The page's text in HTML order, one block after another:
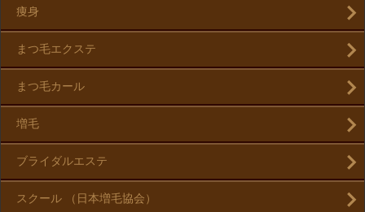
痩身
まつ毛エクステ
まつ毛カール
増毛
ブライダルエステ
スクール （日本増毛協会）